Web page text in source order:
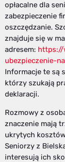
opłacalne dla
zabezpieczenie
oszczędzanie.
znajduje się w
adresem: https://
ubezpieczenie-
Informacje te są
którzy szukają
deklaracji.
Rozmowy z
znaczenie mają
ukrytych
Seniorzy z
interesują ich